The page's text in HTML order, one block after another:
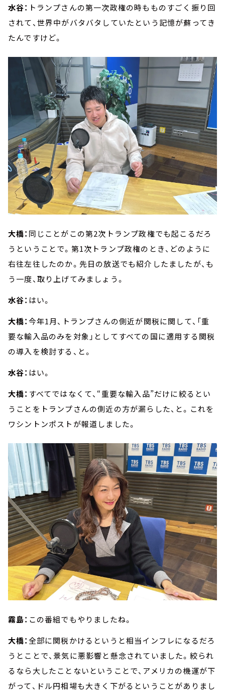
水谷： トランプさんの第一次政権の時もものすごく振り回
されて、世界中がバタバタしていたという記憶が蘇ってき
たんですけど。
大橋： 同じことがこの第2次トランプ政権でも起こるだろ
うということで。第1次トランプ政権のとき、どのように
右往左往したのか。先日の放送でも紹介したましたが、も
う一度、取り上げてみましょう。
水谷： はい。
大橋：今年1月、トランプさんの側近が関税に関して、「重
要な輸入品のみを対象」としてすべての国に適用する関税
の導入を検討する、と。
水谷： はい。
大橋： すべてではなくて、“重要な輸入品”だけに絞るとい
うことをトランプさんの側近の方が漏らした、と。これを
ワシントンポストが報道しました。
霧島： この番組でもやりましたね。
大橋：全部に関税かけるというと相当インフレになるだろ
うとことで、景気に悪影響と懸念されていました。絞られ
るなら大したことないということで、アメリカの機運が下
がって、ドル円相場も大きく下がるということがありまし